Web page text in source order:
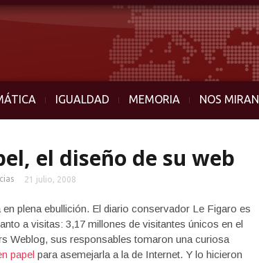
IGUALDAD MEMORIA NOS MIRAN
el diseño de su web
21 julio, 2008
plena ebullición. El diario conservador Le Figaro es
a visitas: 3,17 millones de visitantes únicos en el
Weblog, sus responsables tomaron una curiosa
papel para asemejarla a la de Internet. Y lo hicieron